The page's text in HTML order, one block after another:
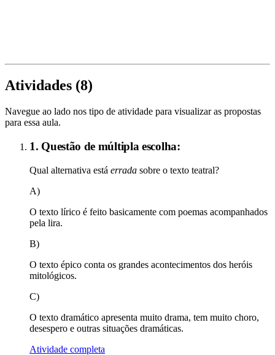
Atividades (8)
Navegue ao lado nos tipo de atividade para visualizar as propostas
para essa aula.
1. Questão de múltipla escolha:
Qual alternativa está errada sobre o texto teatral?
A)
O texto lírico é feito basicamente com poemas acompanhados
pela lira.
B)
O texto épico conta os grandes acontecimentos dos heróis
mitológicos.
C)
O texto dramático apresenta muito drama, tem muito choro,
desespero e outras situações dramáticas.
Atividade completa